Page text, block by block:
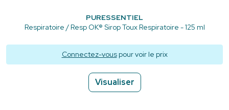
PURESSENTIEL
Respiratoire / Resp OK® Sirop Toux Respiratoire - 125 ml
Connectez-vouspour voir le prix
Visualiser